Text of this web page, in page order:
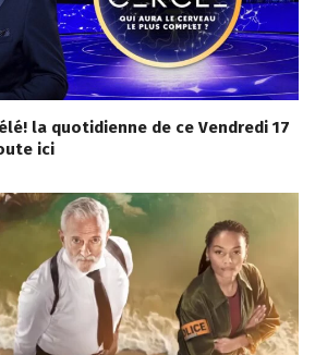
la quotidienne de ce Vendredi 17
ici